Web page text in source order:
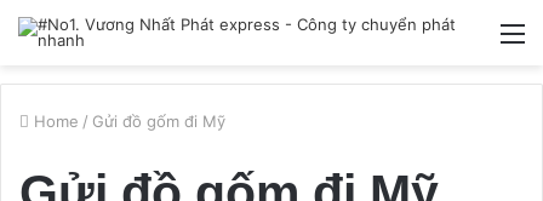
Home / Gửi đồ gốm đi Mỹ